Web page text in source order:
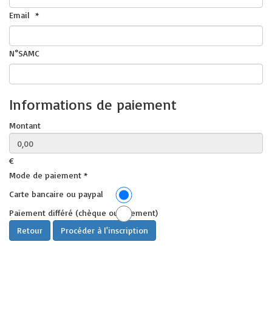
Email *
N°SAMC
Informations de paiement
Montant
€
Mode de paiement *
Carte bancaire ou paypal
Paiement différé (chèque ou virement)